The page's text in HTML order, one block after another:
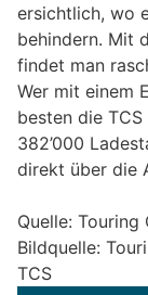
ersichtlich, wo
behindern. Mit
findet man
Wer mit einem
besten die
382’000
direkt über die
Quelle:
Bildquelle:
TCS